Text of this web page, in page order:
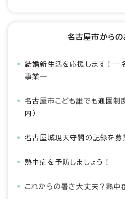
名古屋市からの
結婚新生活を応援します！―
事業―
名古屋市こども誰でも通園制
内）
名古屋城現天守閣の記録を募
熱中症を予防しましょう！
これからの暑さ大丈夫？熱中